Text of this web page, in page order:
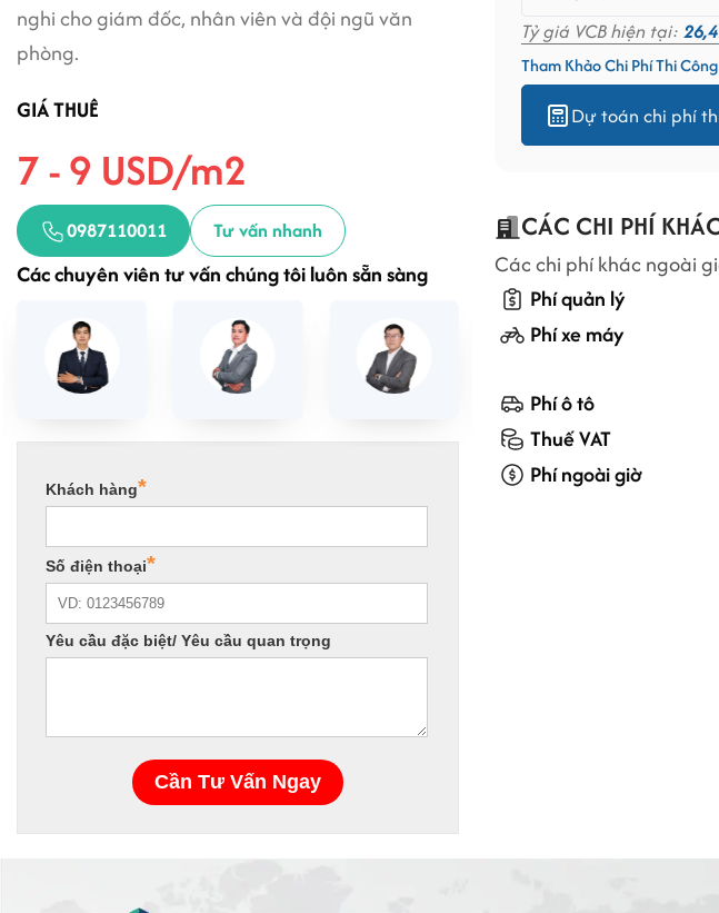
nghi cho giám đốc, nhân viên và đội ngũ văn
phòng.
GIÁ THUÊ
7 - 9 USD/m2
0987110011 Tư vấn nhanh
Các chuyên viên tư vấn chúng tôi luôn sẵn sàng
Tỷ giá VCB hiện tại:
Tham Khảo Chi Phí Thi
Dự toán chi phí
CÁC CHI PHÍ
Các chi phí khác ngoài
Phí quản lý
Phí xe máy
Phí ô tô
Thuế VAT
Phí ngoài giờ